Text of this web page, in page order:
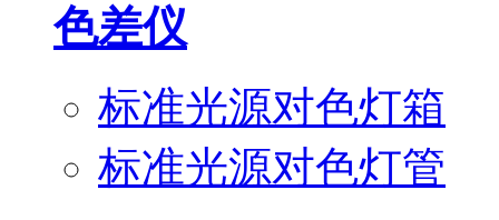
色差仪
标准光源对色灯箱
标准光源对色灯管